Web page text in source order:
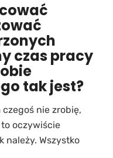
czas pracy
tak jest?
nie zrobię,
oczywiście
należy. Wszystko